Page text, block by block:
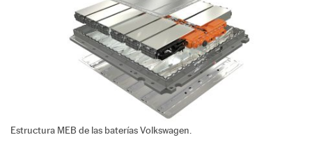
Estructura MEB de las baterías Volkswagen.